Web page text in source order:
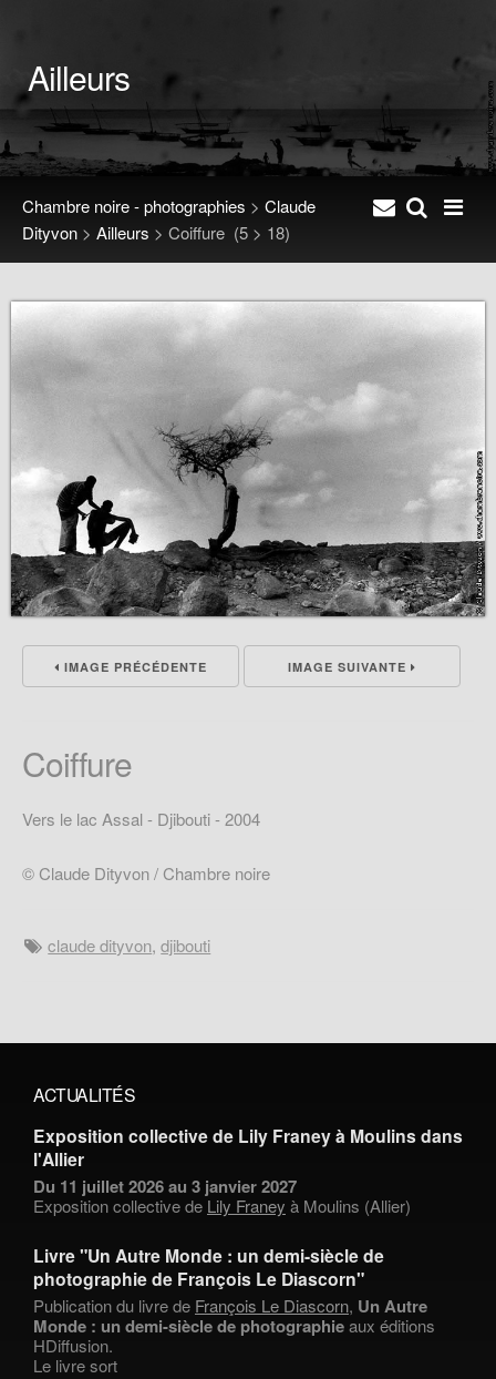
Ailleurs
Chambre noire - photographies > Claude
Dityvon > Ailleurs > Coiffure (5 > 18)
IMAGE PRÉCÉDENTE IMAGE SUIVANTE
Coiffure
Vers le lac Assal - Djibouti - 2004
© Claude Dityvon / Chambre noire
claude dityvon,djibouti
ACTUALITÉS
Exposition collective de Lily Franey à Moulins dans
l'Allier
Du 11 juillet 2026 au 3 janvier 2027
Exposition collective de Lily Franey à Moulins (Allier)
Livre "Un Autre Monde : un demi-siècle de
photographie de François Le Diascorn"
Publication du livre de François Le Diascorn, Un Autre
Monde : un demi-siècle de photographieaux éditions
HDiffusion.
Le livre sort